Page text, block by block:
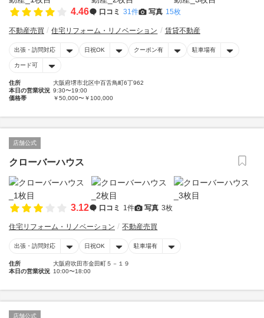
4.46 口コミ 31件 写真 15枚
不動産売買 住宅リフォーム・リノベーション 賃貸不動産
出張・訪問対応 日祝OK クーポン有 駐車場有
カード可
住所
大阪府堺市北区中百舌鳥町6丁962
本日の営業状況 9:30〜19:00
価格帯
￥50,000〜￥100,000
店舗公式
クローバーハウス
3.12 口コミ 1件 写真 3枚
住宅リフォーム・リノベーション 不動産売買
出張・訪問対応 日祝OK 駐車場有
住所
大阪府吹田市金田町５－１９
本日の営業状況 10:00〜18:00
店舗公式